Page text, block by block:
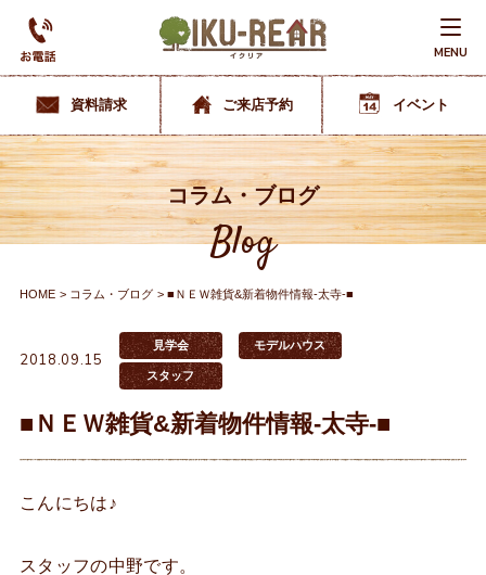
MENU
資料請求 ご来店予約 イベント
コラム・ブログ
Blog
HOME コラム・ブログ ■ＮＥＷ雑貨&新着物件情報-太寺-■
2018.09.15
見学会 モデルハウス
スタッフ
■ＮＥＷ雑貨&新着物件情報-太寺-■
こんにちは♪
スタッフの中野です。